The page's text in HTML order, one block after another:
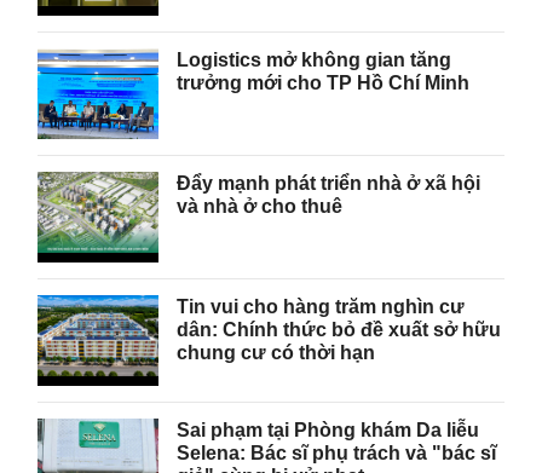
Logistics mở không gian tăng
trưởng mới cho TP Hồ Chí Minh
Đẩy mạnh phát triển nhà ở xã hội
và nhà ở cho thuê
Tin vui cho hàng trăm nghìn cư
dân: Chính thức bỏ đề xuất sở hữu
chung cư có thời hạn
Sai phạm tại Phòng khám Da liễu
Selena: Bác sĩ phụ trách và "bác sĩ